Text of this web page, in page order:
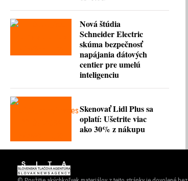
Nová štúdia
Schneider Electric
skúma bezpečnosť
napájania dátových
centier pre umelú
inteligenciu
Skenovať Lidl Plus sa
oplatí: Ušetrite viac
ako 30% z nákupu